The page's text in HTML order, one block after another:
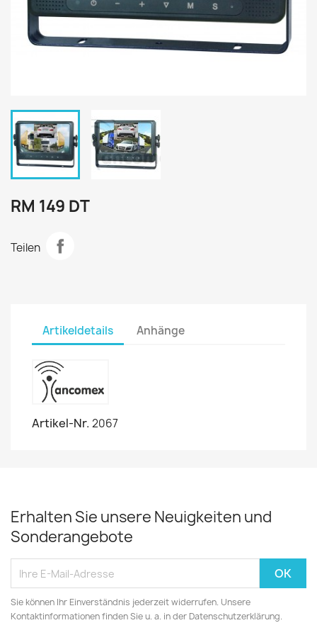
RM 149 DT
Teilen
Artikeldetails Anhänge
Artikel-Nr. 2067
Erhalten Sie unsere Neuigkeiten und
Sonderangebote
Sie können Ihr Einverständnis jederzeit widerrufen. Unsere
Kontaktinformationen finden Sie u. a. in der Datenschutzerklärung.